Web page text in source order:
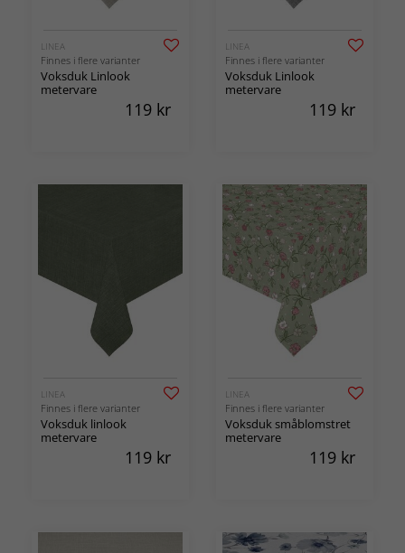
LINEA
Finnes i flere varianter
Voksduk Linlook
metervare
119 kr
LINEA
Finnes i flere varianter
Voksduk Linlook
metervare
119 kr
LINEA
Finnes i flere varianter
Voksduk linlook
metervare
119 kr
LINEA
Finnes i flere varianter
Voksduk småblomstret
metervare
119 kr